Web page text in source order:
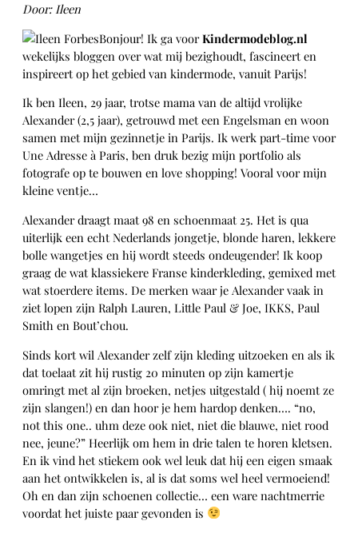
Door: Ileen
Bonjour! Ik ga voorKindermodeblog.nl
wekelijks bloggen over wat mij bezighoudt, fascineert en
inspireert op het gebied van kindermode, vanuit Parijs!
Ik ben Ileen, 29 jaar, trotse mama van de altijd vrolijke
Alexander (2,5 jaar), getrouwd met een Engelsman en woon
samen met mijn gezinnetje in Parijs. Ik werk part-time voor
Une Adresse à Paris, ben druk bezig mijn portfolio als
fotografe op te bouwen en love shopping! Vooral voor mijn
kleine ventje…
Alexander draagt maat 98 en schoenmaat 25. Het is qua
uiterlijk een echt Nederlands jongetje, blonde haren, lekkere
bolle wangetjes en hij wordt steeds ondeugender! Ik koop
graag de wat klassiekere Franse kinderkleding, gemixed met
wat stoerdere items. De merken waar je Alexander vaak in
ziet lopen zijn Ralph Lauren, Little Paul & Joe, IKKS, Paul
Smith en Bout’chou.
Sinds kort wil Alexander zelf zijn kleding uitzoeken en als ik
dat toelaat zit hij rustig 20 minuten op zijn kamertje
omringt met al zijn broeken, netjes uitgestald ( hij noemt ze
zijn slangen!) en dan hoor je hem hardop denken…. “no,
not this one.. uhm deze ook niet, niet die blauwe, niet rood
nee, jeune?” Heerlijk om hem in drie talen te horen kletsen.
En ik vind het stiekem ook wel leuk dat hij een eigen smaak
aan het ontwikkelen is, al is dat soms wel heel vermoeiend!
Oh en dan zijn schoenen collectie… een ware nachtmerrie
voordat het juiste paar gevonden is